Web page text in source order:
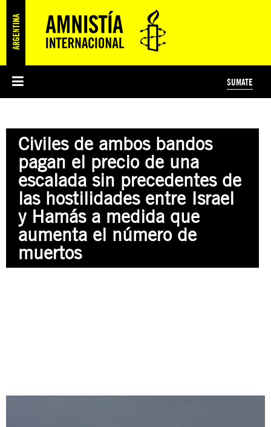
PREGUNTAS FRECUENTES
ÁREAS TEMÁTICAS
JUSTICIA INTERNACIONAL
EDUCACIÓN EN DERECHOS HUMANOS Y JÓVENES
PRENSA
SUSCRIBITE
SUMATE
PREGUNTAS FRECUENTES
Civiles de ambos bandos
pagan el precio de una
escalada sin precedentes de
las hostilidades entre Israel
y Hamás a medida que
aumenta el número de
muertos